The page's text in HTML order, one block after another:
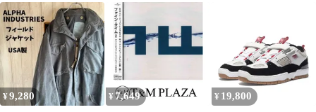
ケース 希少 レア
品 限定価格 鞄
¥9,280 ¥ 7,649 ¥ 19,800